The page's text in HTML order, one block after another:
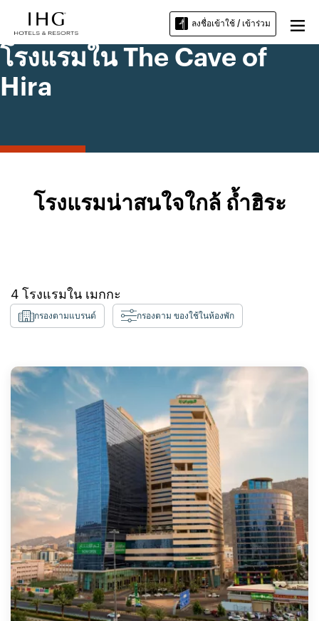
ลงชื่อเข้าใช้ / เข้าร่วม
โรงแรมใน The Cave of
Hira
โรงแรมน่าสนใจใกล้ ถ้ำฮิระ
4 โรงแรมใน เมกกะ
กรองตามแบรนด์ กรองตาม ของใช้ในห้องพัก